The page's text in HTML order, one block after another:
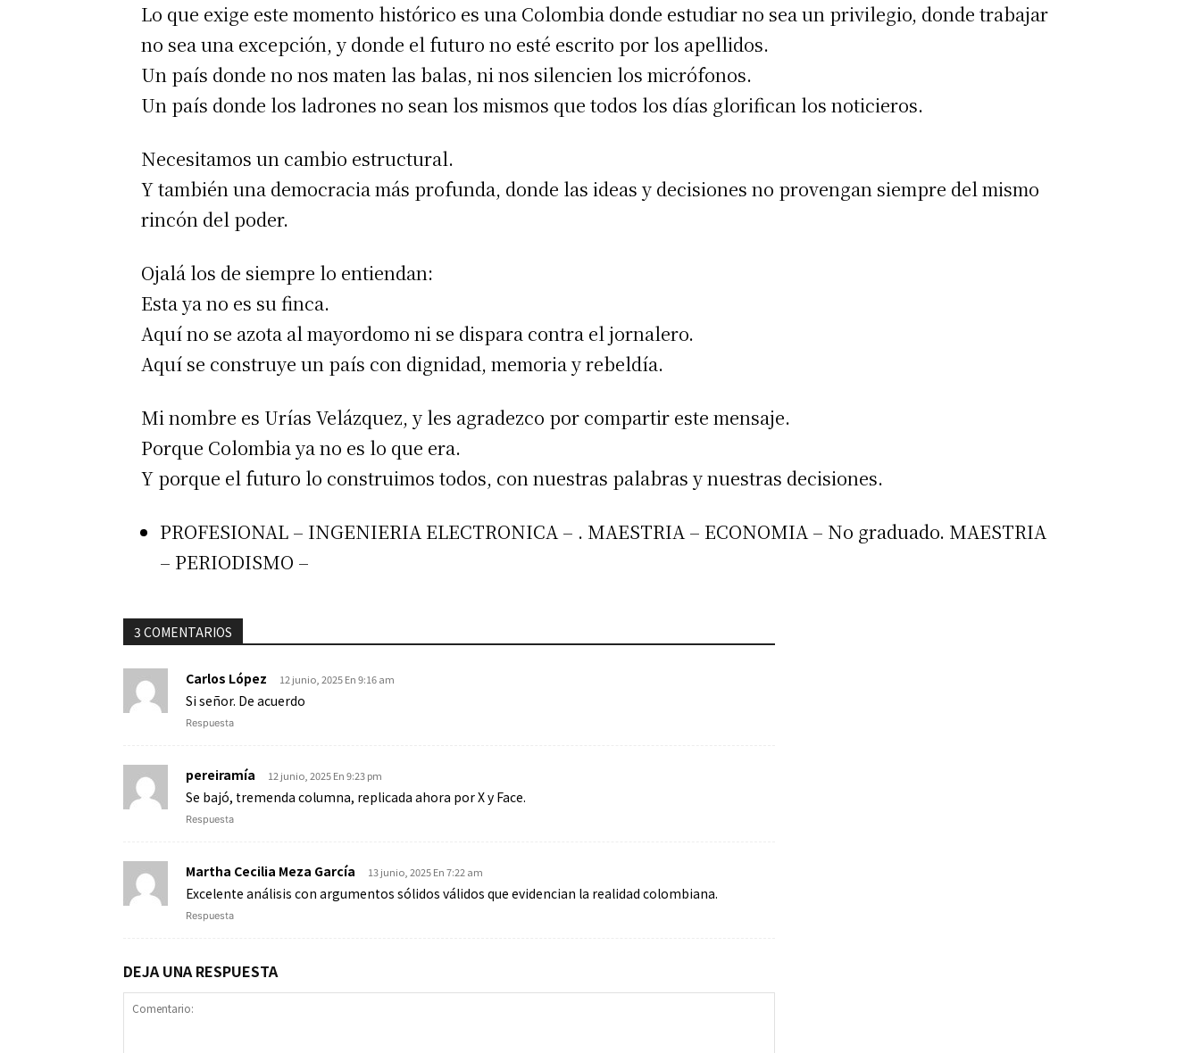
Lo que exige este momento histórico es una Colombia donde estudiar no sea un privilegio, donde trabajar
no sea una excepción, y donde el futuro no esté escrito por los apellidos.
Un país donde no nos maten las balas, ni nos silencien los micrófonos.
Un país donde los ladrones no sean los mismos que todos los días glorifican los noticieros.
Necesitamos un cambio estructural.
Y también una democracia más profunda, donde las ideas y decisiones no provengan siempre del mismo
rincón del poder.
Ojalá los de siempre lo entiendan:
Esta ya no es su finca.
Aquí no se azota al mayordomo ni se dispara contra el jornalero.
Aquí se construye un país con dignidad, memoria y rebeldía.
Mi nombre es Urías Velázquez, y les agradezco por compartir este mensaje.
Porque Colombia ya no es lo que era.
Y porque el futuro lo construimos todos, con nuestras palabras y nuestras decisiones.
PROFESIONAL – INGENIERIA ELECTRONICA – . MAESTRIA – ECONOMIA – No graduado. MAESTRIA
– PERIODISMO –
3 COMENTARIOS
Carlos López 12 junio, 2025 En 9:16 am
Si señor. De acuerdo
Respuesta
pereiramía 12 junio, 2025 En 9:23 pm
Se bajó, tremenda columna, replicada ahora por X y Face.
Respuesta
Martha Cecilia Meza García 13 junio, 2025 En 7:22 am
Excelente análisis con argumentos sólidos válidos que evidencian la realidad colombiana.
Respuesta
DEJA UNA RESPUESTA